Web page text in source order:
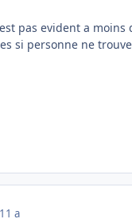
pas evident a
si personne ne trouve
11 a